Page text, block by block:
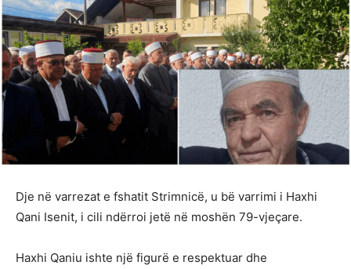
Dje në varrezat e fshatit Strimnicë, u bë varrimi i Haxhi
Qani Isenit, i cili ndërroi jetë në moshën 79-vjeçare.
Haxhi Qaniu ishte një figurë e respektuar dhe